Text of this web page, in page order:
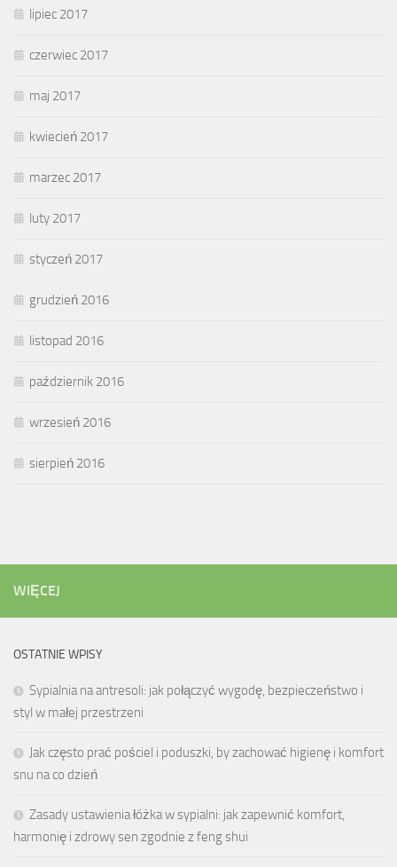
lipiec 2017
czerwiec 2017
maj 2017
kwiecień 2017
marzec 2017
luty 2017
styczeń 2017
grudzień 2016
listopad 2016
październik 2016
wrzesień 2016
sierpień 2016
WIĘCEJ
OSTATNIE WPISY
Sypialnia na antresoli: jak połączyć wygodę, bezpieczeństwo i
styl w małej przestrzeni
Jak często prać pościel i poduszki, by zachować higienę i komfort
snu na co dzień
Zasady ustawienia łóżka w sypialni: jak zapewnić komfort,
harmonię i zdrowy sen zgodnie z feng shui